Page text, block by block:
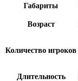
Габариты
Возраст
Количество игроков
Длительность